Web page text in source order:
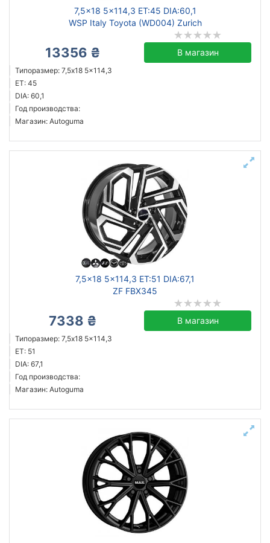
7,5x18 5x114,3 ET:45 DIA:60,1
WSP Italy Toyota (WD004) Zurich
13356 ₴ В магазин
Типоразмер: 7,5x18 5x114,3
ET: 45
DIA: 60,1
Год производства:
Магазин: Autoguma
7,5x18 5x114,3 ET:51 DIA:67,1
ZF FBX345
7338 ₴ В магазин
Типоразмер: 7,5x18 5x114,3
ET: 51
DIA: 67,1
Год производства:
Магазин: Autoguma